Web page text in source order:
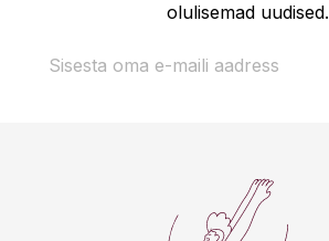
olulisemad uudised.